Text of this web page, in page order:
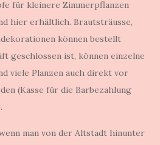
für kleinere Zimmerpflanzen
hier erhältlich. Brautsträusse,
können bestellt
geschlossen ist, können einzelne
viele Planzen auch direkt vor
(Kasse für die Barbezahlung
man von der Altstadt hinunter